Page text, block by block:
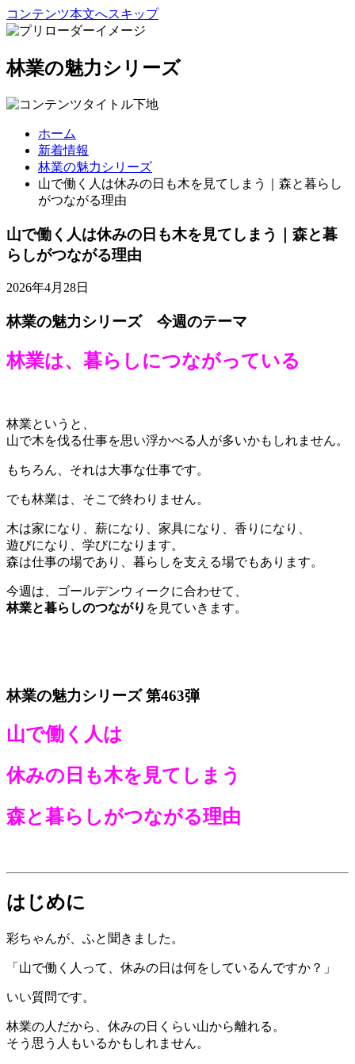
コンテンツ本文へスキップ
林業の魅力シリーズ
ホーム
新着情報
林業の魅力シリーズ
山で働く人は休みの日も木を見てしまう｜森と暮らし
がつながる理由
山で働く人は休みの日も木を見てしまう｜森と暮
らしがつながる理由
2026年4月28日
林業の魅力シリーズ 今週のテーマ
林業は、暮らしにつながっている
林業というと、
山で木を伐る仕事を思い浮かべる人が多いかもしれません。
もちろん、それは大事な仕事です。
でも林業は、そこで終わりません。
木は家になり、薪になり、家具になり、香りになり、
遊びになり、学びになります。
森は仕事の場であり、暮らしを支える場でもあります。
今週は、ゴールデンウィークに合わせて、
林業と暮らしのつながり を見ていきます。
林業の魅力シリーズ 第463弾
山で働く人は
休みの日も木を見てしまう
森と暮らしがつながる理由
はじめに
彩ちゃんが、ふと聞きました。
「山で働く人って、休みの日は何をしているんですか？」
いい質問です。
林業の人だから、休みの日くらい山から離れる。
そう思う人もいるかもしれません。